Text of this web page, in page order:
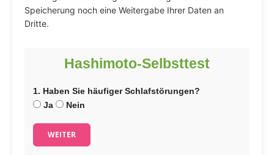
Speicherung noch eine Weitergabe Ihrer Daten an
Dritte.
Hashimoto-Selbsttest
1. Haben Sie häufiger Schlafstörungen?
Ja
Nein
WEITER